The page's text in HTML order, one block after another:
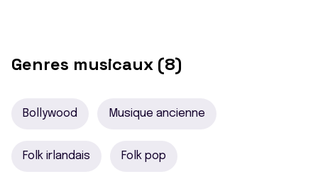
Genres musicaux (8)
Bollywood Musique ancienne
Folk irlandais Folk pop